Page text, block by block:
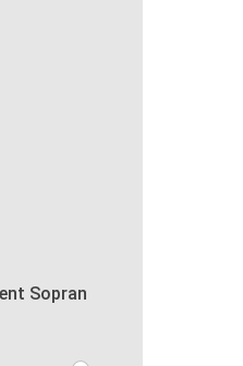
Sopran